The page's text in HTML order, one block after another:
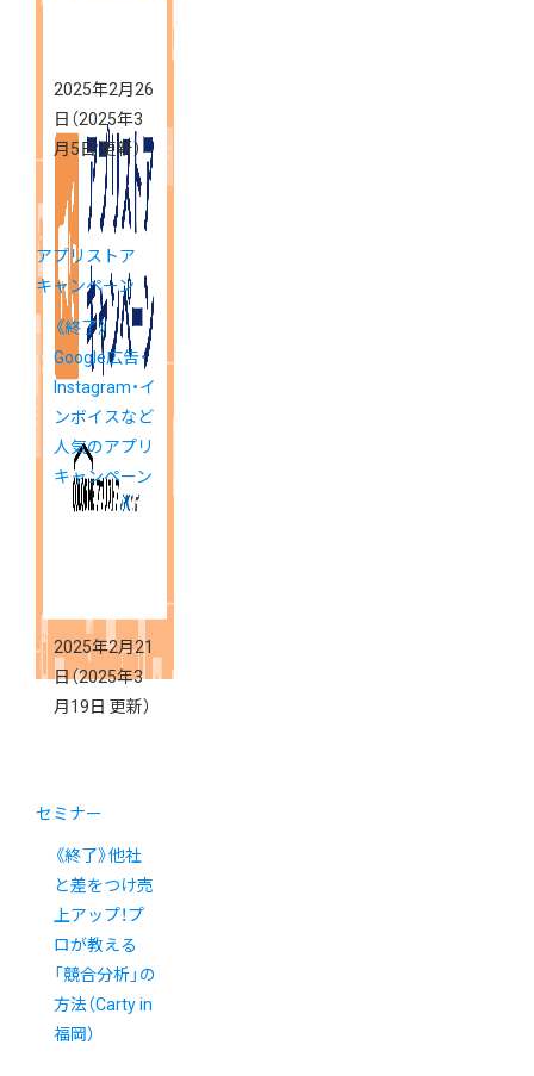
2025年2月26
日 （2025年3
月5日 更新）
アプリストア
キャンペーン
《終了》
Google広告・
Instagram・イ
ンボイスなど
人気のアプリ
キャンペーン
2025年2月21
日（2025年3
月19日 更新）
セミナー
《終了》他社
と差をつけ売
上アップ！プ
ロが教える
「競合分析」の
方法（Carty in
福岡）